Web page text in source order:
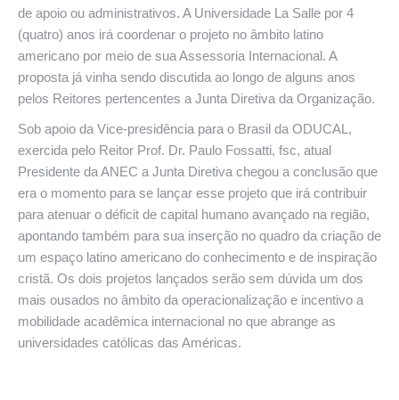
de apoio ou administrativos. A Universidade La Salle por 4
(quatro) anos irá coordenar o projeto no âmbito latino
americano por meio de sua Assessoria Internacional. A
proposta já vinha sendo discutida ao longo de alguns anos
pelos Reitores pertencentes a Junta Diretiva da Organização.
Sob apoio da Vice-presidência para o Brasil da ODUCAL,
exercida pelo Reitor Prof. Dr. Paulo Fossatti, fsc, atual
Presidente da ANEC a Junta Diretiva chegou a conclusão que
era o momento para se lançar esse projeto que irá contribuir
para atenuar o déficit de capital humano avançado na região,
apontando também para sua inserção no quadro da criação de
um espaço latino americano do conhecimento e de inspiração
cristã. Os dois projetos lançados serão sem dúvida um dos
mais ousados no âmbito da operacionalização e incentivo a
mobilidade acadêmica internacional no que abrange as
universidades católicas das Américas.